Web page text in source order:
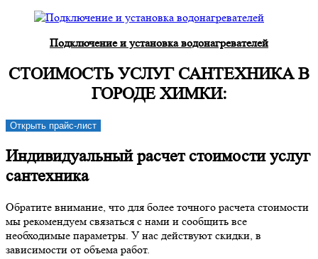
Подключение и установка водонагревателей
СТОИМОСТЬ УСЛУГ САНТЕХНИКА В
ГОРОДЕ ХИМКИ:
Открыть прайс-лист
Индивидуальный расчет стоимости услуг
сантехника
Обратите внимание, что для более точного расчета стоимости
мы рекомендуем связаться с нами и сообщить все
необходимые параметры. У нас действуют скидки, в
зависимости от объема работ.